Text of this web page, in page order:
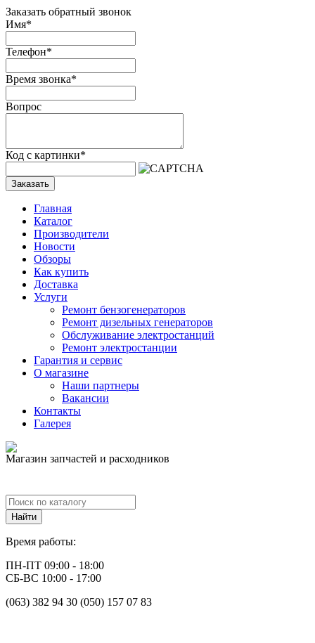
Заказать обратный звонок
Имя*
Телефон*
Время звонка*
Вопрос
Код с картинки*
Заказать
Главная
Каталог
Производители
Новости
Обзоры
Как купить
Доставка
Услуги
Ремонт бензогенераторов
Ремонт дизельных генераторов
Обслуживание электростанций
Ремонт электростанции
Гарантия и сервис
О магазине
Наши партнеры
Вакансии
Контакты
Галерея
Магазин запчастей и расходников
Время работы:
ПН-ПТ 09:00 - 18:00
СБ-ВС 10:00 - 17:00
(063) 382 94 30 (050) 157 07 83